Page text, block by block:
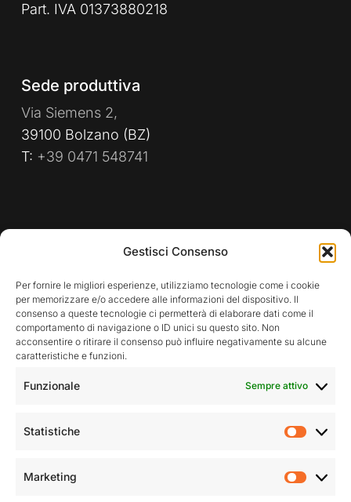
Gestisci Consenso
Per fornire le migliori esperienze, utilizziamo tecnologie come i cookie
per memorizzare e/o accedere alle informazioni del dispositivo. Il
consenso a queste tecnologie ci permetterà di elaborare dati come il
comportamento di navigazione o ID unici su questo sito. Non
acconsentire o ritirare il consenso può influire negativamente su alcune
caratteristiche e funzioni.
Funzionale Sempre attivo
Statistiche
Marketing
Part. IVA 01373880218
Sede produttiva
Via Siemens 2,
39100 Bolzano (BZ)
T: +39 0471 548741
PRIVACY POLICY
WHISTLEBLOWING
Rimani aggiornato sulle nostre attività